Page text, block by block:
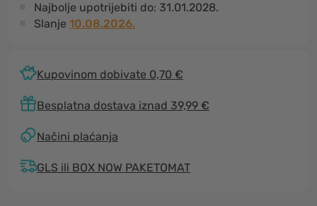
Najbolje upotrijebiti do: 31.01.2028.
Slanje 10.08.2026.
Kupovinom dobivate 0,70 €
Besplatna dostava iznad 39,99 €
Načini plaćanja
GLS ili BOX NOW PAKETOMAT